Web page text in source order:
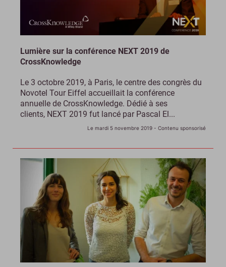
Lumière sur la conférence NEXT 2019 de
CrossKnowledge
Le 3 octobre 2019, à Paris, le centre des congrès du
Novotel Tour Eiffel accueillait la conférence
annuelle de CrossKnowledge. Dédié à ses
clients, NEXT 2019 fut lancé par Pascal El...
Le mardi 5 novembre 2019 - Contenu sponsorisé